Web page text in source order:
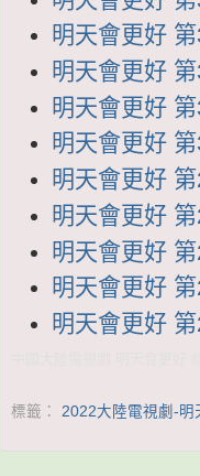
明天會更好
明天會更好
明天會更好
明天會更好
明天會更好
明天會更好
明天會更好
明天會更好
明天會更好
標籤： 2022大陸電視劇-明